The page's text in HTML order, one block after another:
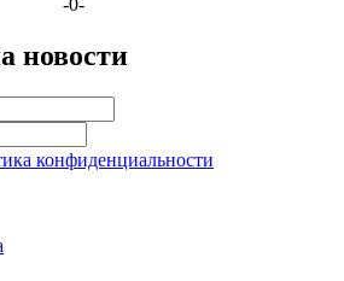
-0-
новости
конфиденциальности